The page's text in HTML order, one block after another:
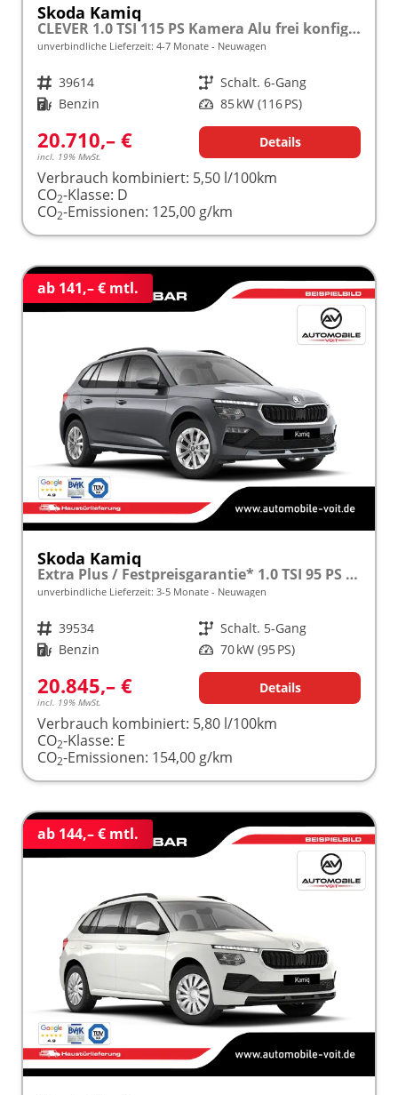
Skoda Kamiq
CLEVER 1.0 TSI 115 PS Kamera Alu frei konfigurierbar!
unverbindliche Lieferzeit: 4-7 Monate Neuwagen
Fahrzeugnr. 39614 Getriebe Schalt. 6-Gang
Kraftstoff Benzin Leistung 85 kW (116 PS)
20.710,– €
incl. 19% MwSt.
Details
Verbrauch kombiniert: 5,50 l/100km
CO2-Klasse: D
CO2-Emissionen: 125,00 g/km
ab 141,– € mtl.
Skoda Kamiq
Extra Plus / Festpreisgarantie* 1.0 TSI 95 PS inkl. 5 J. Garantie frei konfigurierbar!
unverbindliche Lieferzeit: 3-5 Monate Neuwagen
Fahrzeugnr. 39534 Getriebe Schalt. 5-Gang
Kraftstoff Benzin Leistung 70 kW (95 PS)
20.845,– €
incl. 19% MwSt.
Details
Verbrauch kombiniert: 5,80 l/100km
CO2-Klasse: E
CO2-Emissionen: 154,00 g/km
ab 144,– € mtl.